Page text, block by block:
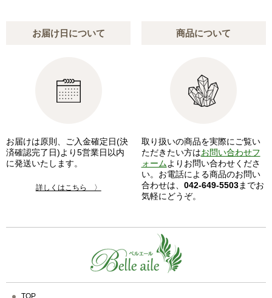
お届け日について
お届けは原則、ご入金確定日(決
済確認完了日)より5営業日以内
に発送いたします。
詳しくはこちら 〉
商品について
取り扱いの商品を実際にご覧い
ただきたい方はお問い合わせフ
ォームよりお問い合わせくださ
い。お電話による商品のお問い
合わせは、 042-649-5503までお
気軽にどうぞ。